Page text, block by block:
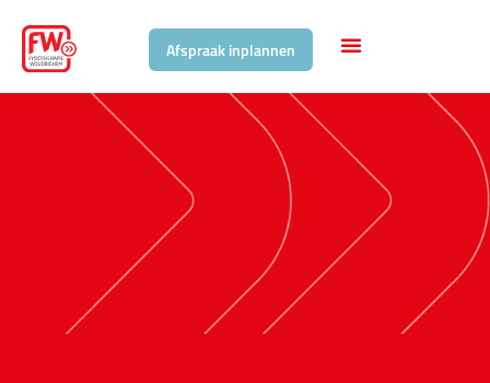
Afspraak inplannen